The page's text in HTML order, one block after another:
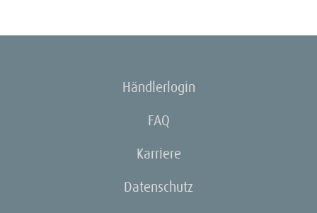
Händlerlogin
FAQ
Karriere
Datenschutz